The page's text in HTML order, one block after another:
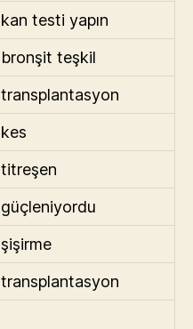
kan testi yapın
bronşit teşkil
transplantasyon
kes
titreşen
güçleniyordu
şişirme
transplantasyon